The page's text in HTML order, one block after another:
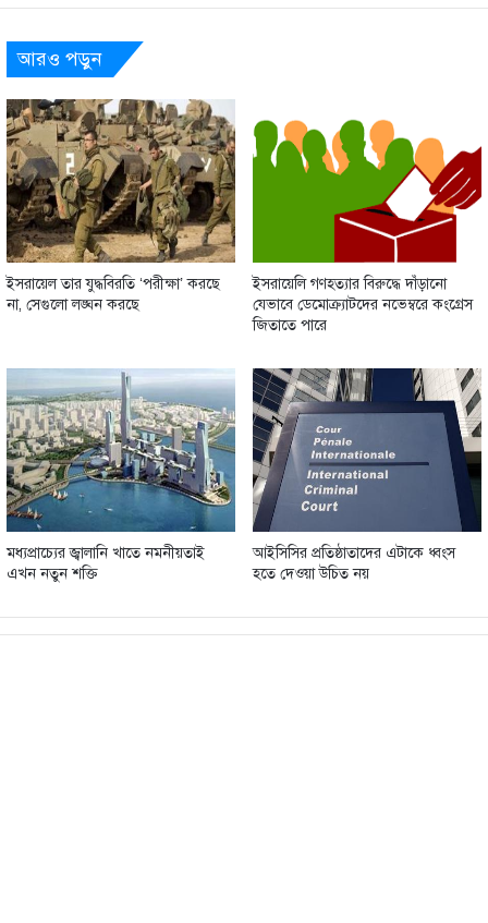
আরও পড়ুন
ইসরায়েল তার যুদ্ধবিরতি ‘পরীক্ষা’ করছে
না, সেগুলো লঙ্ঘন করছে
ইসরায়েলি গণহত্যার বিরুদ্ধে দাঁড়ানো
যেভাবে ডেমোক্র্যাটদের নভেম্বরে কংগ্রেস
জিতাতে পারে
মধ্যপ্রাচ্যের জ্বালানি খাতে নমনীয়তাই
এখন নতুন শক্তি
আইসিসির প্রতিষ্ঠাতাদের এটাকে ধ্বংস
হতে দেওয়া উচিত নয়